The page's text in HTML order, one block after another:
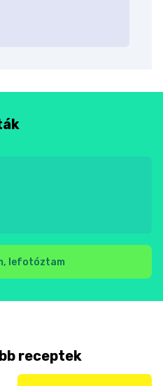
lefotóztam
receptek